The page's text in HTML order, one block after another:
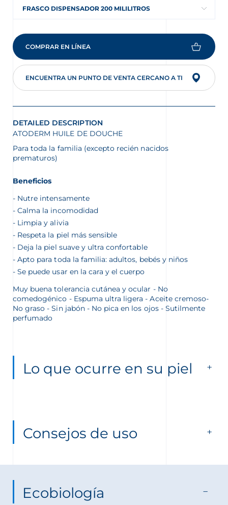
FRASCO DISPENSADOR 200 MILILITROS
COMPRAR EN LÍNEA
ENCUENTRA UN PUNTO DE VENTA CERCANO A TI
DETAILED DESCRIPTION
ATODERM HUILE DE DOUCHE
Para toda la familia (excepto recién nacidos
prematuros)
Beneficios
Nutre intensamente
Calma la incomodidad
Limpia y alivia
Respeta la piel más sensible
Deja la piel suave y ultra confortable
Apto para toda la familia: adultos, bebés y niños
Se puede usar en la cara y el cuerpo
Muy buena tolerancia cutánea y ocular - No
comedogénico - Espuma ultra ligera - Aceite cremoso-
No graso - Sin jabón - No pica en los ojos - Sutilmente
perfumado
Lo que ocurre en su piel
Consejos de uso
Ecobiología